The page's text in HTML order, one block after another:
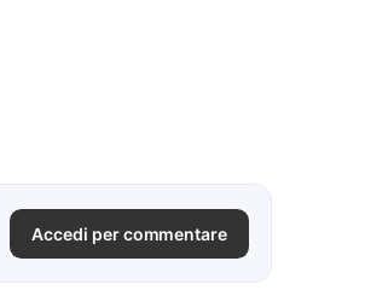
Accedi per commentare